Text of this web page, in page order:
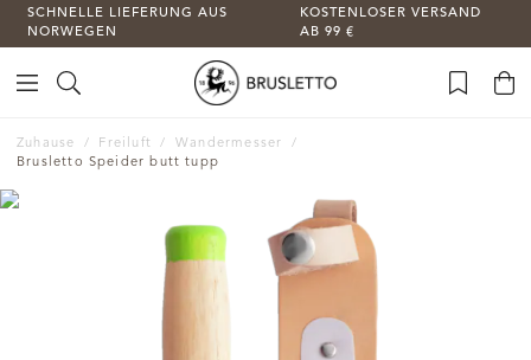
SCHNELLE LIEFERUNG AUS
NORWEGEN
KOSTENLOSER VERSAND
AB 99 €
Zuhause Freiluft
Wandermesser
Brusletto Speider butt tupp